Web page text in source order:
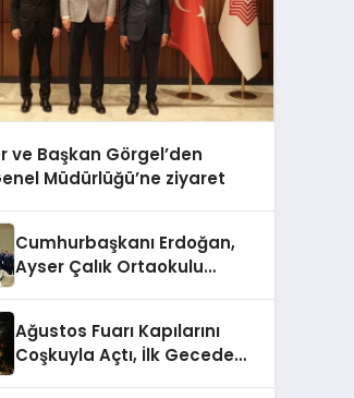
ve Başkan Görgel’den
Müdürlüğü’ne ziyaret
Cumhurbaşkanı Erdoğan,
Ayser Çalık Ortaokulu
Ağustos Fuarı Kapılarını
Coşkuyla Açtı, İlk Gecede